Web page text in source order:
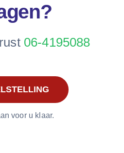
06-4195088
voor u klaar.